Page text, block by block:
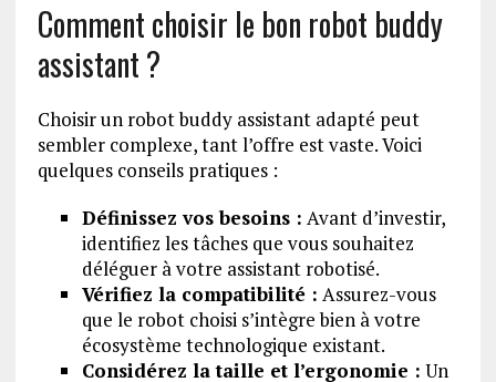
Comment choisir le bon robot buddy
assistant ?
Choisir un robot buddy assistant adapté peut
sembler complexe, tant l’offre est vaste. Voici
quelques conseils pratiques :
Définissez vos besoins : Avant d’investir,
identifiez les tâches que vous souhaitez
déléguer à votre assistant robotisé.
Vérifiez la compatibilité : Assurez-vous
que le robot choisi s’intègre bien à votre
écosystème technologique existant.
Considérez la taille et l’ergonomie : Un